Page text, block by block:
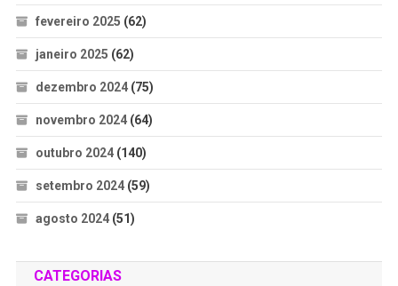
fevereiro 2025 (62)
janeiro 2025 (62)
dezembro 2024(75)
novembro 2024(64)
outubro 2024(140)
setembro 2024(59)
agosto 2024(51)
CATEGORIAS